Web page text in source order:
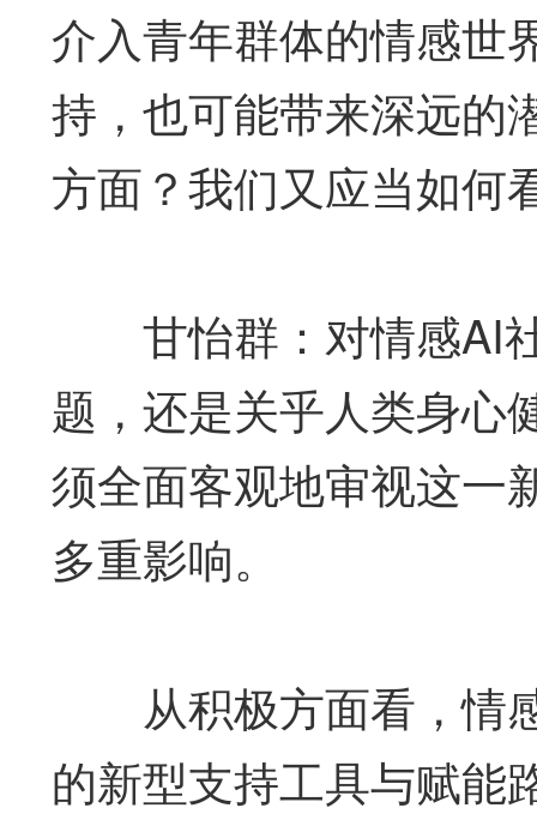
介入青年群体的情感世
持，也可能带来深远的
方面？我们又应当如何
甘怡群：对情感AI社
题，还是关乎人类身心
须全面客观地审视这一
多重影响。
从积极方面看，情
的新型支持工具与赋能